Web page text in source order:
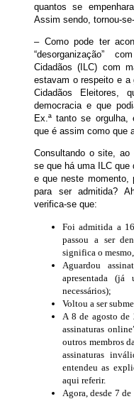
quantos se
Assim sendo, tornou-
– Como pode ter
“desorganização”
Cidadãos (ILC) com
estavam o respeito e a
Cidadãos Eleitores,
democracia e que
Ex.ª tanto se orgulha,
que é assim como que
Consultando o site, ao
se que há uma ILC que
e que neste momento,
para ser admitida?
verifica-se que:
Foi admitida a
passou a ser
significa o
Aguardou
apresentada (já
necessários);
Voltou a ser
A 8 de agosto de
assinaturas
outros membros
assinaturas
entendeu as
aqui referir.
Agora, desde 7